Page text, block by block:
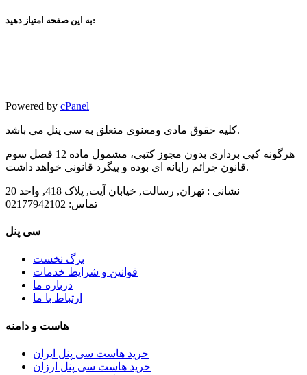
به این صفحه امتیاز دهید:
Powered by cPanel
کلیه حقوق مادی ومعنوی متعلق به سی پنل می باشد.
هرگونه کپی برداری بدون مجوز کتبی، مشمول ماده 12 فصل سوم
قانون جرائم رایانه ای بوده و پیگرد قانونی خواهد داشت.
نشانی : تهران, رسالت, خیابان آیت, پلاک 418, واحد 20
تماس:
سی پنل
برگ نخست
قوانین و شرایط خدمات
درباره ما
ارتباط با ما
هاست و دامنه
خرید هاست سی پنل ایران
خرید هاست سی پنل ارزان